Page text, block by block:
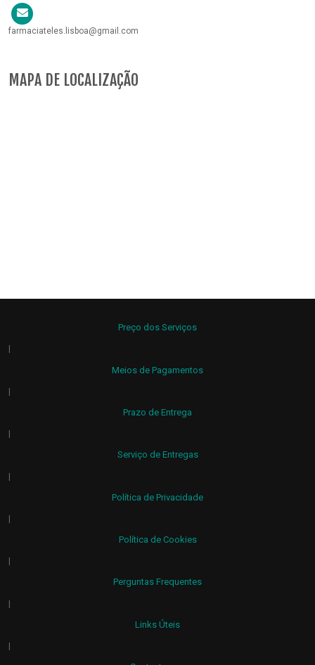
farmaciateles.lisboa@gmail.com
MAPA DE LOCALIZAÇÃO
Preço dos Serviços
|
Meios de Pagamentos
|
Prazo de Entrega
|
Serviço de Entregas
|
Política de Privacidade
|
Política de Cookies
|
Perguntas Frequentes
|
Links Úteis
|